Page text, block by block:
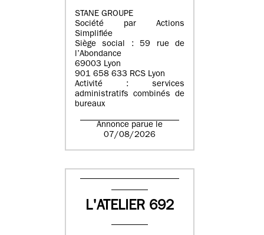
STANE GROUPE
Société par Actions
Simplifiée
Siège social : 59 rue de
l’Abondance
69003 Lyon
901 658 633 RCS Lyon
Activité : services
administratifs combinés de
bureaux
Annonce parue le
07/08/2026
L'ATELIER 692